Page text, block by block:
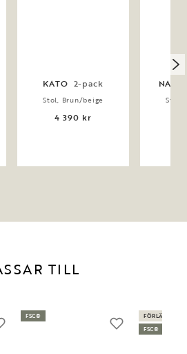
KATO 2-pack
Stol, Brun/beige
4 390 kr
Stol,
TILL
FSC®
FSC®